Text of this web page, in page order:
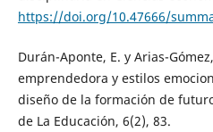
https://doi.org/10.47666/
Durán-Aponte, E. y Arias-
emprendedora y estilos
diseño de la formación de
de La Educación, 6(2), 83.